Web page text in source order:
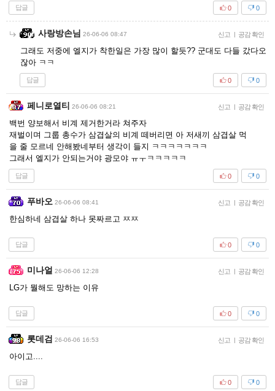
답글 0
0
사랑방손님 26-06-06 08:47 신고 | 공감 확인
그래도 저중에 엘지가 착한일은 가장 많이 할듯?? 군대도 다들 갔다오
잖아 ㅋㅋ
답글 0
0
페니로열티 26-06-06 08:21 신고 | 공감 확인
백번 양보해서 비계 제거한거라 쳐주자
재벌이며 그룹 총수가 삼겹살의 비계 떼버리면 아 저새끼 삼겹살 먹
을 줄 모르네 안해봤네부터 생각이 들지 ㅋㅋㅋㅋㅋㅋㅋ
그래서 엘지가 안되는거야 광모야 ㅠㅜㅋㅋㅋㅋㅋ
답글 0
0
푸바오 26-06-06 08:41 신고 | 공감 확인
한심하네 삼겹살 하나 못짜르고 ㅉㅉ
답글 0
0
미나얼 26-06-06 12:28 신고 | 공감 확인
LG가 뭘해도 망하는 이유
답글 0
0
롯데검 26-06-06 16:53 신고 | 공감 확인
아이고....
답글 0
0